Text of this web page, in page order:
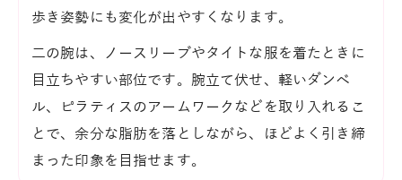
歩き姿勢にも変化が出やすくなります。
二の腕は、ノースリーブやタイトな服を着たときに
目立ちやすい部位です。腕立て伏せ、軽いダンベ
ル、ピラティスのアームワークなどを取り入れるこ
とで、余分な脂肪を落としながら、ほどよく引き締
まった印象を目指せます。